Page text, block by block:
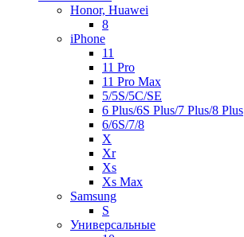
Honor, Huawei
8
iPhone
11
11 Pro
11 Pro Max
5/5S/5C/SE
6 Plus/6S Plus/7 Plus/8 Plus
6/6S/7/8
X
Xr
Xs
Xs Max
Samsung
S
Универсальные